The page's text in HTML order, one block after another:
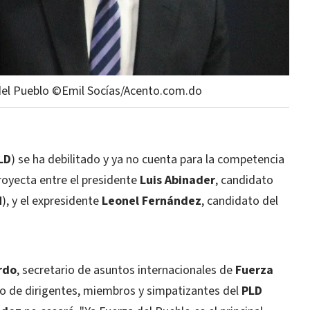
Pueblo ©Emil Socías/Acento.com.do
) se ha debilitado y ya no cuenta para la competencia
entre el presidenteLuis Abinader, candidato
), y el expresidente Leonel Fernández, candidato del
, secretario de asuntos internacionales de Fuerza
de dirigentes, miembros y simpatizantes del PLD